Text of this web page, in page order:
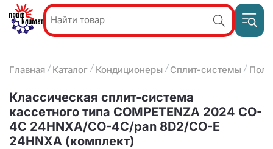
Акции и
О компании
Наши услуги
Оплата и доставка
Контакты
8
93-63
Главная Каталог Кондиционеры Сплит-системы
Классическая сплит-система
кассетного типа COMPETENZA 2024 CO-
4C 24HNXA/CO-4C/pan 8D2/CO-E
24HNXA (комплект)